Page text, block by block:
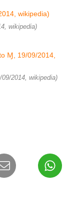
wikipedia)
2014, wikipedia)